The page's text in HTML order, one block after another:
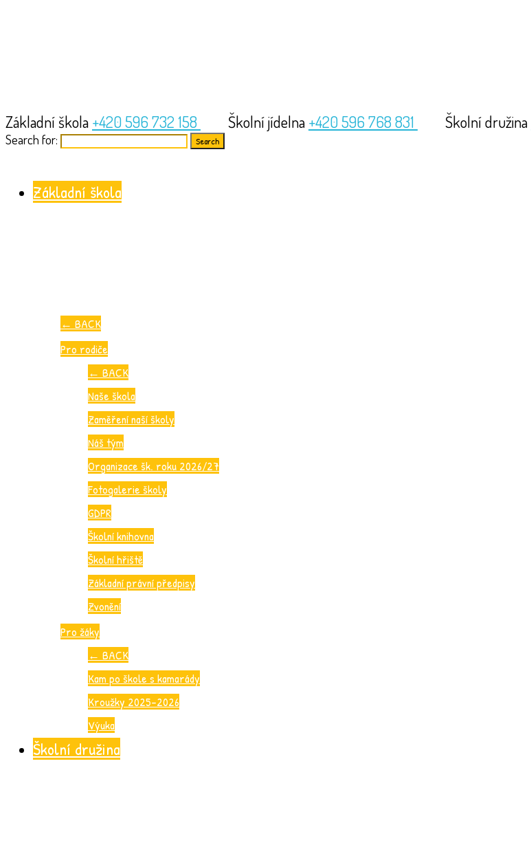
Základní škola +420 596 732 158 Školní jídelna +420 596 768 831 Školní družina
Search for:
Základní škola
← BACK
Pro rodiče
← BACK
Naše škola
Zaměření naší školy
Náš tým
Organizace šk. roku 2026/27
Fotogalerie školy
GDPR
Školní knihovna
Školní hřiště
Základní právní předpisy
Zvonění
Pro žáky
← BACK
Kam po škole s kamarády
Kroužky 2025-2026
Výuka
Školní družina